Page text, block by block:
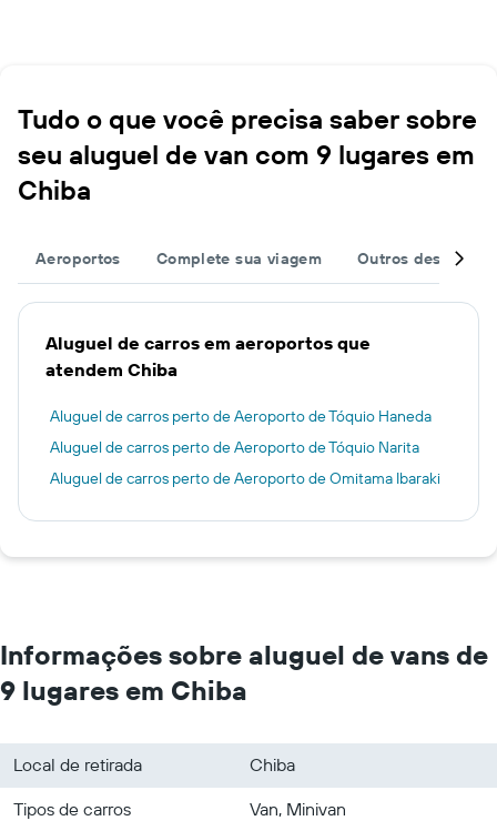
Tudo o que você precisa saber sobre
seu aluguel de van com 9 lugares em
Chiba
Aeroportos Complete sua viagem Outros destinos
Aluguel de carros em aeroportos que
atendem Chiba
Aluguel de carros perto de Aeroporto de Tóquio Haneda
Aluguel de carros perto de Aeroporto de Tóquio Narita
Aluguel de carros perto de Aeroporto de Omitama Ibaraki
Informações sobre aluguel de vans de
9 lugares em Chiba
Local de retirada
Chiba
Tipos de carros
Van, Minivan